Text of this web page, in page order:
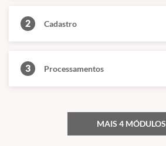
2 Cadastro
3 Processamentos
MAIS 4 MÓDULOS